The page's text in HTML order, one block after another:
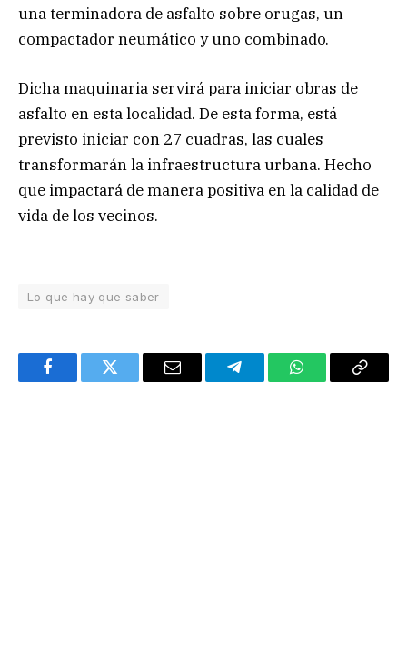
una terminadora de asfalto sobre orugas, un
compactador neumático y uno combinado.
Dicha maquinaria servirá para iniciar obras de
asfalto en esta localidad. De esta forma, está
previsto iniciar con 27 cuadras, las cuales
transformarán la infraestructura urbana. Hecho
que impactará de manera positiva en la calidad de
vida de los vecinos.
Lo que hay que saber
FacebookTwitter Email TelegramWhatsAppCopy